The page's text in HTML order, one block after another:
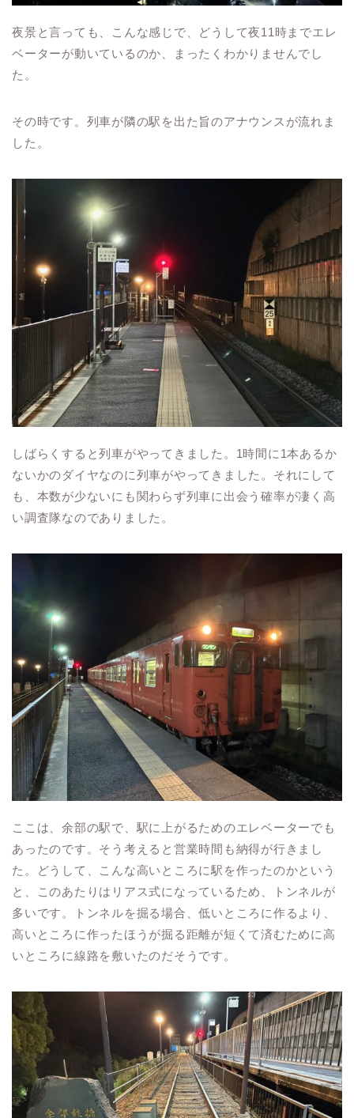
夜景と言っても、こんな感じで、どうして夜11時までエレ
ベーターが動いているのか、まったくわかりませんでし
た。
その時です。列車が隣の駅を出た旨のアナウンスが流れま
した。
しばらくすると列車がやってきました。1時間に1本あるか
ないかのダイヤなのに列車がやってきました。それにして
も、本数が少ないにも関わらず列車に出会う確率が凄く高
い調査隊なのでありました。
ここは、余部の駅で、駅に上がるためのエレベーターでも
あったのです。そう考えると営業時間も納得が行きまし
た。どうして、こんな高いところに駅を作ったのかという
と、このあたりはリアス式になっているため、トンネルが
多いです。トンネルを掘る場合、低いところに作るより、
高いところに作ったほうが掘る距離が短くて済むために高
いところに線路を敷いたのだそうです。